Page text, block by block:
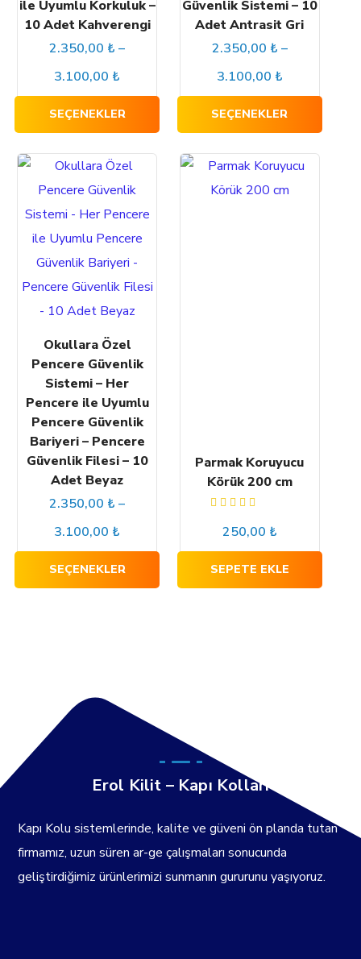
ile Uyumlu Korkuluk –
10 Adet Kahverengi
2.350,00 ₺ –
3.100,00 ₺
SEÇENEKLER
Güvenlik Sistemi – 10
Adet Antrasit Gri
2.350,00 ₺ –
3.100,00 ₺
SEÇENEKLER
Okullara Özel
Pencere Güvenlik
Sistemi – Her
Pencere ile Uyumlu
Pencere Güvenlik
Bariyeri – Pencere
Güvenlik Filesi – 10
Adet Beyaz
2.350,00 ₺ –
3.100,00 ₺
SEÇENEKLER
Parmak Koruyucu
Körük 200 cm
üzerinden
aldı
250,00 ₺
SEPETE EKLE
Erol Kilit – Kapı Kolları
Kapı Kolu sistemlerinde, kalite ve güveni ön planda tutan
firmamız, uzun süren ar-ge çalışmaları sonucunda
geliştirdiğimiz ürünlerimizi sunmanın gururunu yaşıyoruz.